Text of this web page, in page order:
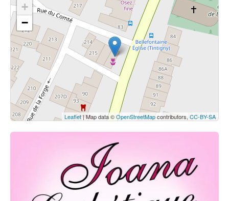
Cliquez sur le bouton pour afficher la carte.
Voir la carte
+
−
Leaflet| Map data ©OpenStreetMapcontributors, CC-BY-SA